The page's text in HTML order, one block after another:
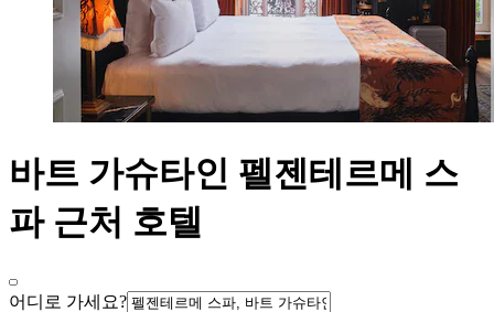
바트 가슈타인 펠젠테르메 스
파 근처 호텔
어디로 가세요?